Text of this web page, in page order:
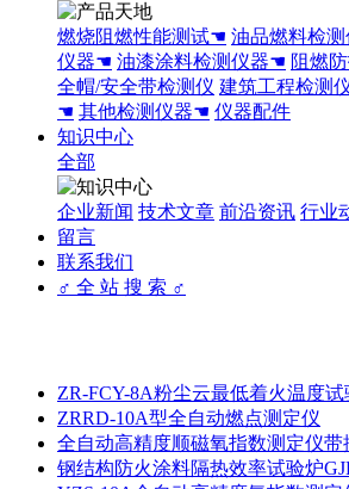
燃烧阻燃性能测试☚ 油品燃料检
仪器☚ 油漆涂料检测仪器☚ 阻燃
全帽/安全带检测仪 建筑工程检测
☚ 其他检测仪器☚ 仪器配件
知识中心
全部
企业新闻 技术文章 前沿资讯 行业
留言
联系我们
♂ 全 站 搜 索 ♂
ZR-FCY-8A粉尘云最低着火温度试
ZRRD-10A型全自动燃点测定仪
全自动高精度顺磁氧指数测定仪带
钢结构防火涂料隔热效率试验炉